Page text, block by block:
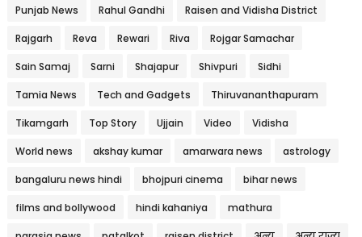
Punjab News Rahul Gandhi Raisen and Vidisha District
Rajgarh Reva Rewari Riva Rojgar Samachar
Sain Samaj Sarni Shajapur Shivpuri Sidhi
Tamia News Tech and Gadgets Thiruvananthapuram
Tikamgarh Top Story Ujjain Video Vidisha
World news akshay kumar amarwara news astrology
bangaluru news hindi bhojpuri cinema bihar news
films and bollywood hindi kahaniya mathura